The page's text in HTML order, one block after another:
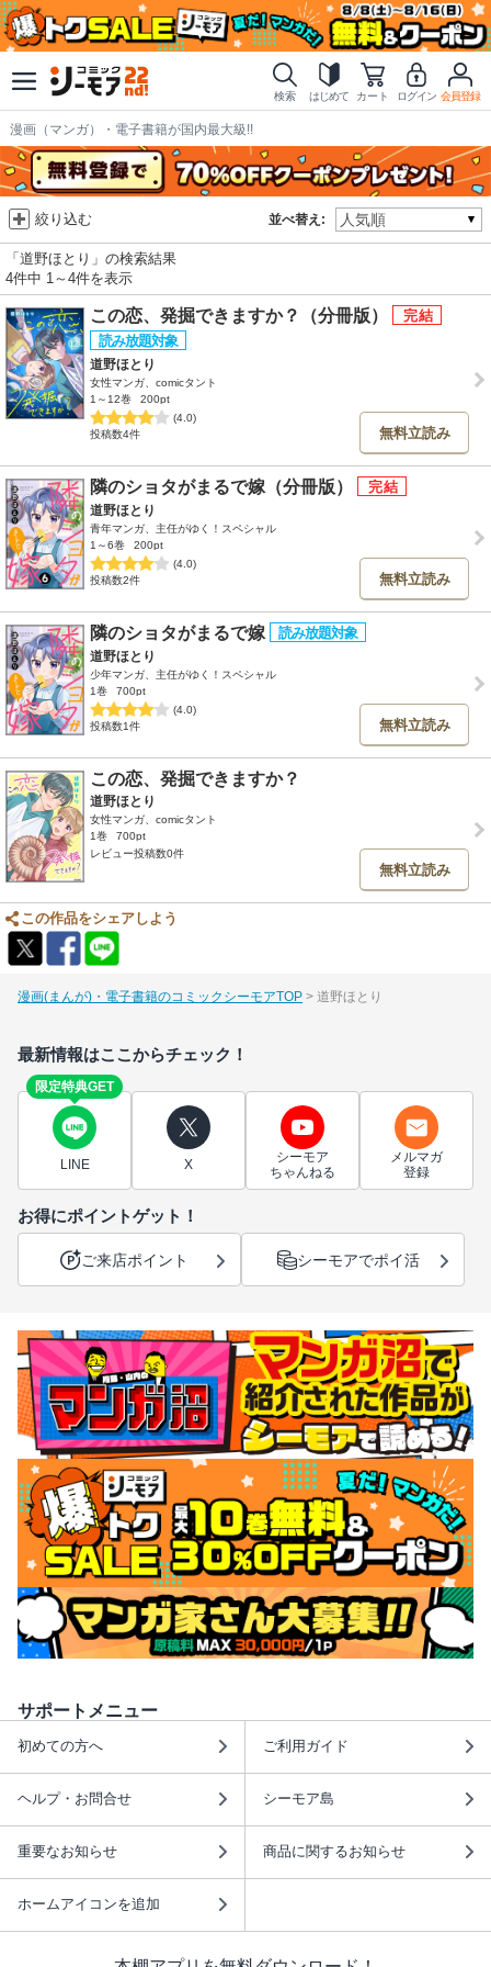
検索 はじめて カート ログイン 会員登録
漫画（マンガ）・電子書籍が国内最大級!!
並べ替え:
絞り込む
「道野ほとり」の検索結果
4件中 1～4件を表示
この恋、発掘できますか？（分冊版）
道野ほとり
女性マンガ、comicタント
1～12巻
200pt
(4.0)
投稿数4件
無料立読み
隣のショタがまるで嫁（分冊版）
道野ほとり
青年マンガ、主任がゆく！スペシャル
1～6巻
200pt
(4.0)
投稿数2件
無料立読み
隣のショタがまるで嫁
道野ほとり
少年マンガ、主任がゆく！スペシャル
1巻
700pt
(4.0)
投稿数1件
無料立読み
この恋、発掘できますか？
道野ほとり
女性マンガ、comicタント
1巻
700pt
レビュー投稿数0件
無料立読み
この作品をシェアしよう
漫画(まんが)・電子書籍のコミックシーモアTOP 道野ほとり
最新情報はここからチェック！
限定特典GET
LINE X
シーモア
ちゃんねる
メルマガ
登録
お得にポイントゲット！
ご来店ポイント シーモアでポイ活
サポートメニュー
初めての方へ ご利用ガイド
ヘルプ・お問合せ シーモア島
重要なお知らせ 商品に関するお知らせ
ホームアイコンを追加